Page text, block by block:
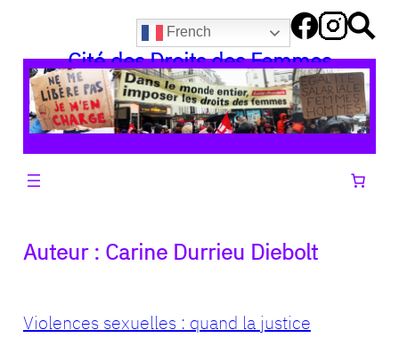
contenu
French
Cité des Droits des Femmes
Auteur : Carine Durrieu Diebolt
Violences sexuelles : quand la justice